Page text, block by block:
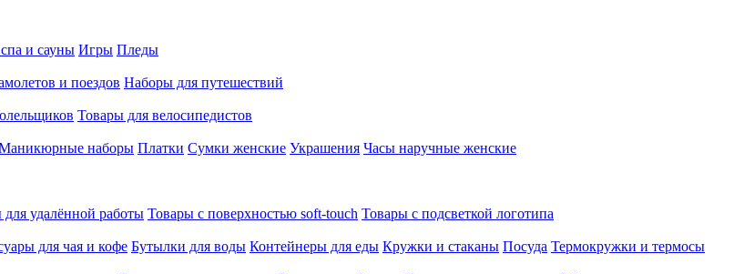
и сауны Игры Пледы
и поездов Наборы для путешествий
Товары для велосипедистов
наборы Платки Сумки женские Украшения Часы наручные женские
для удалённой работы Товары с поверхностью soft-touch Товары с подсветкой логотипа
для чая и кофе Бутылки для воды Контейнеры для еды Кружки и стаканы Посуда Термокружки и термосы